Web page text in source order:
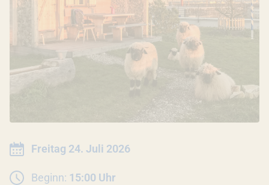
Datum:
Freitag 24. Juli 2026
Beginn: 15:00 Uhr